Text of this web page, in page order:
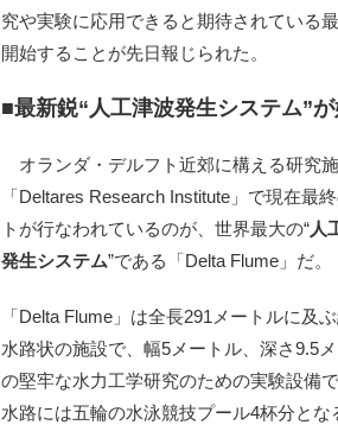
究や実験に応用できると期待されている
開始することが先日報じられた。
■最新鋭“人工津波発生システム”
オランダ・デルフト近郊に構える研究
「Deltares Research Institute」で現在最
トが行なわれているのが、世界最大の“人
発生システム”である「Delta Flume」だ。
「Delta Flume」は全長291メートルに及
水路状の施設で、幅5メートル、深さ9.5
の堅牢な水力工学研究のための実験設備で
水路には五輪の水泳競技プール4杯分とな